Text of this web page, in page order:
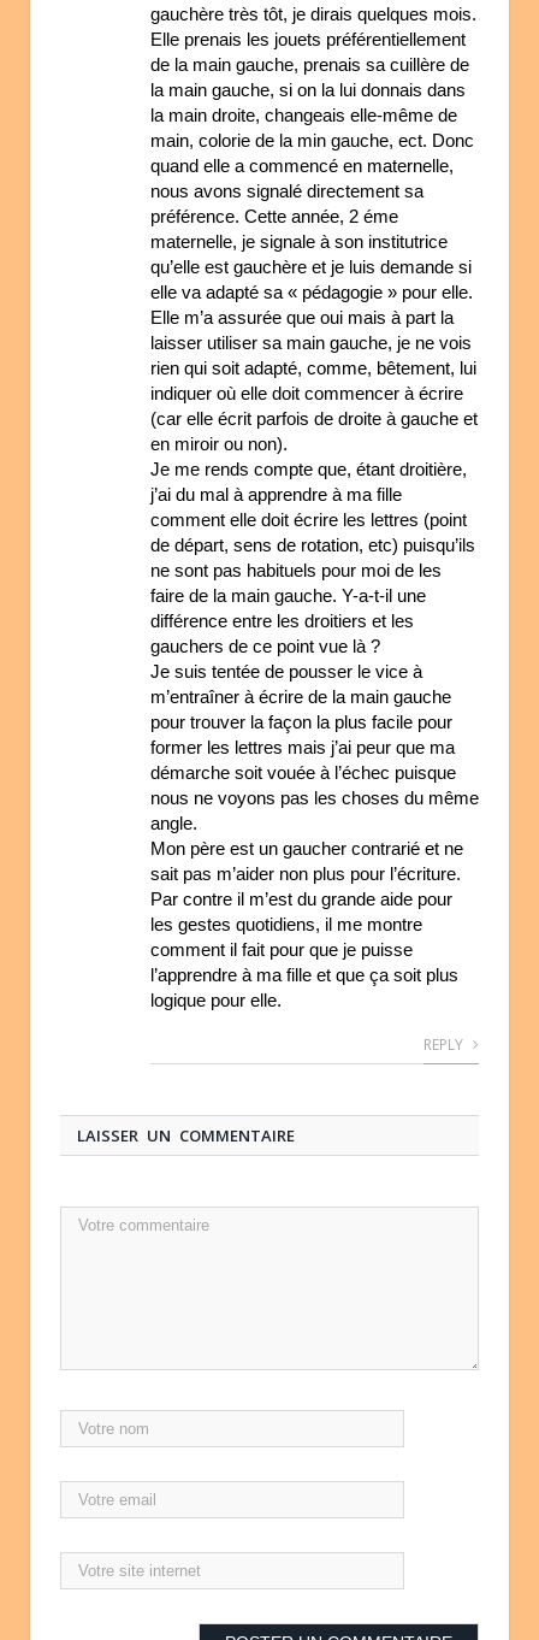
gauchère très tôt, je dirais quelques mois.
Elle prenais les jouets préférentiellement
de la main gauche, prenais sa cuillère de
la main gauche, si on la lui donnais dans
la main droite, changeais elle-même de
main, colorie de la min gauche, ect. Donc
quand elle a commencé en maternelle,
nous avons signalé directement sa
préférence. Cette année, 2 éme
maternelle, je signale à son institutrice
qu’elle est gauchère et je luis demande si
elle va adapté sa « pédagogie » pour elle.
Elle m’a assurée que oui mais à part la
laisser utiliser sa main gauche, je ne vois
rien qui soit adapté, comme, bêtement, lui
indiquer où elle doit commencer à écrire
(car elle écrit parfois de droite à gauche et
en miroir ou non).
Je me rends compte que, étant droitière,
j’ai du mal à apprendre à ma fille
comment elle doit écrire les lettres (point
de départ, sens de rotation, etc) puisqu’ils
ne sont pas habituels pour moi de les
faire de la main gauche. Y-a-t-il une
différence entre les droitiers et les
gauchers de ce point vue là ?
Je suis tentée de pousser le vice à
m’entraîner à écrire de la main gauche
pour trouver la façon la plus facile pour
former les lettres mais j’ai peur que ma
démarche soit vouée à l’échec puisque
nous ne voyons pas les choses du même
angle.
Mon père est un gaucher contrarié et ne
sait pas m’aider non plus pour l’écriture.
Par contre il m’est du grande aide pour
les gestes quotidiens, il me montre
comment il fait pour que je puisse
l’apprendre à ma fille et que ça soit plus
logique pour elle.
REPLY
LAISSER UN COMMENTAIRE